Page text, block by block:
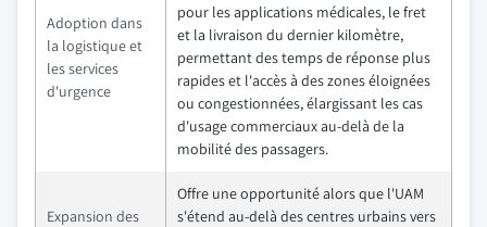
Adoption dans
la logistique et
les services
d'urgence
pour les applications médicales, le fret
et la livraison du dernier kilomètre,
permettant des temps de réponse plus
rapides et l'accès à des zones éloignées
ou congestionnées, élargissant les cas
d'usage commerciaux au-delà de la
mobilité des passagers.
Expansion des
Offre une opportunité alors que l'UAM
s'étend au-delà des centres urbains vers